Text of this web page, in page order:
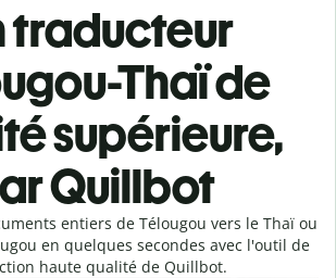
traducteur
Thaï de
supérieure,
Quillbot
entiers de Télougou vers le Thaï ou
en quelques secondes avec l'outil de
haute qualité de Quillbot.